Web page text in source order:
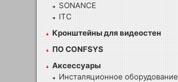
SONANCE
ITC
Кронштейны для видеостен
ПО CONFSYS
Аксессуары
Инсталяционное оборудование